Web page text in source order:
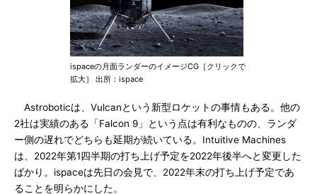
ispaceの月面ランダーのイメージCG［クリックで
拡大］ 出所：ispace
Astroboticは、Vulcanという新型ロケットの事情もある。他の
2社は実績のある「Falcon 9」という点は有利なものの、ランダ
ー側の遅れでどちらも延期が続いている。Intuitive Machines
は、2022年第1四半期の打ち上げ予定を2022年後半へと変更した
ばかり。ispaceは先日の会見で、2022年末の打ち上げ予定であ
ることを明らかにした。